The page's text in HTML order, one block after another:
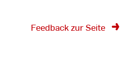
Feedback zur Seite